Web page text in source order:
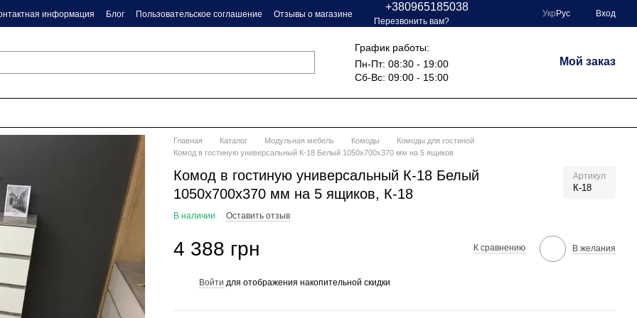
информация Блог Пользовательское соглашение
Отзывы о магазине
+380965185038
Перезвонить вам?
Укр Рус Вход
График работы:
Пн-Пт: 08:30 - 19:00
Сб-Вс: 09:00 - 15:00
Мой заказ
Главная Каталог Модульная мебель Комоды
Комоды для гостиной
Комод в гостиную универсальный К-18 Белый 1050х700х370 мм на 5 ящиков
Комод в гостиную универсальный К-18 Белый
1050х700х370 мм на 5 ящиков, К-18
Артикул
К-18
В наличии Оставить отзыв
4 388 грн К сравнению В желания
Войти для отображения накопительной скидки